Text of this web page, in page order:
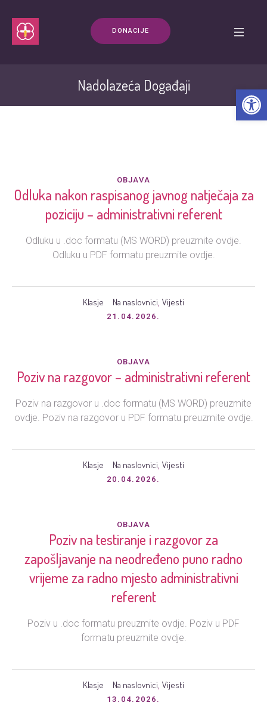
DONACIJE
Nadolazeća Događaji
OBJAVA
Odluka nakon raspisanog javnog natječaja za
poziciju – administrativni referent
Odluku u .doc formatu (MS WORD) preuzmite ovdje.
Odluku u PDF formatu preuzmite ovdje.
Klasje Na naslovnici, Vijesti
21.04.2026.
OBJAVA
Poziv na razgovor – administrativni referent
Poziv na razgovor u .doc formatu (MS WORD) preuzmite
ovdje. Poziv na razgovor u PDF formatu preuzmite ovdje.
Klasje Na naslovnici, Vijesti
20.04.2026.
OBJAVA
Poziv na testiranje i razgovor za
zapošljavanje na neodređeno puno radno
vrijeme za radno mjesto administrativni
referent
Poziv u .doc formatu preuzmite ovdje. Poziv u PDF
formatu preuzmite ovdje.
Klasje Na naslovnici, Vijesti
13.04.2026.